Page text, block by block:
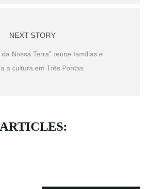
NEXT STORY
da Nossa Terra” reúne famílias e
a cultura em Três Pontas